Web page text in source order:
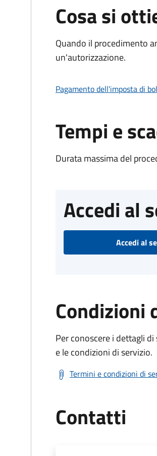
Cosa si
Quando il procedimento
un'autorizzazione.
Pagamento dell'imposta di
Tempi e
Durata massima del
Accedi al
Accedi al
Condizioni
Per conoscere i dettagli
e le condizioni di servizio.
Termini e condizioni di
Contatti